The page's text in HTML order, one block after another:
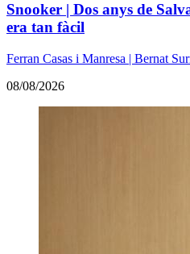
Snooker | Dos anys de
era tan fàcil
Ferran Casas i Manresa | Bernat
08/08/2026